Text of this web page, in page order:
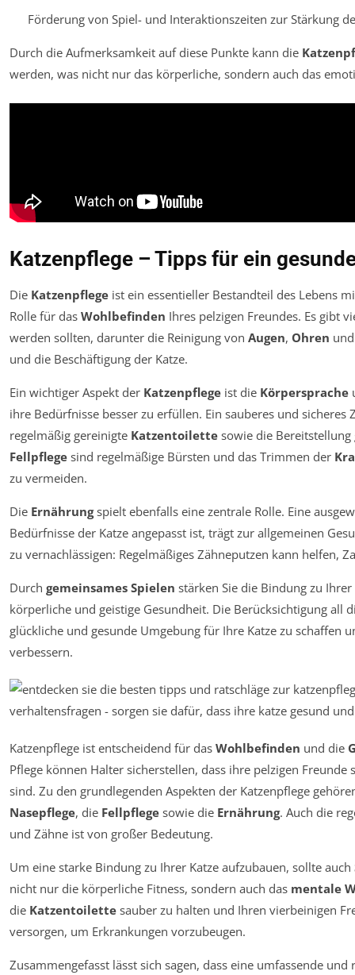
Förderung von Spiel- und Interaktionszeiten zur Stärkung
Durch die Aufmerksamkeit auf diese Punkte kann die
werden, was nicht nur das körperliche, sondern auch das
Katzenpflege – Tipps für ein
Die Katzenpflege ist ein essentieller Bestandteil des Lebens
Rolle für das Wohlbefinden Ihres pelzigen Freundes. Es gibt
werden sollten, darunter die Reinigung von Augen, Ohren
und die Beschäftigung der Katze.
Ein wichtiger Aspekt der Katzenpflege ist die Körpersprache
ihre Bedürfnisse besser zu erfüllen. Ein sauberes und sicheres
regelmäßig gereinigte Katzentoilette sowie die Bereitstellung
Fellpflege sind regelmäßige Bürsten und das Trimmen der
zu vermeiden.
Die Ernährungspielt ebenfalls eine zentrale Rolle. Eine
Bedürfnisse der Katze angepasst ist, trägt zur allgemeinen
zu vernachlässigen: Regelmäßiges Zähneputzen kann helfen,
Durch gemeinsames Spielen stärken Sie die Bindung zu
körperliche und geistige Gesundheit. Die Berücksichtigung all
glückliche und gesunde Umgebung für Ihre Katze zu schaffen
verbessern.
Katzenpflege ist entscheidend für das Wohlbefinden und die
Pflege können Halter sicherstellen, dass ihre pelzigen
sind. Zu den grundlegenden Aspekten der Katzenpflege
Nasepflege, die Fellpflege sowie die Ernährung. Auch die
und Zähne ist von großer Bedeutung.
Um eine starke Bindung zu Ihrer Katze aufzubauen, sollte auch
nicht nur die körperliche Fitness, sondern auch das mentale
die Katzentoilette sauber zu halten und Ihren vierbeinigen
versorgen, um Erkrankungen vorzubeugen.
Zusammengefasst lässt sich sagen, dass eine umfassende